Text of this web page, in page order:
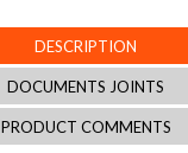
DESCRIPTION
DOCUMENTS JOINTS
PRODUCT COMMENTS